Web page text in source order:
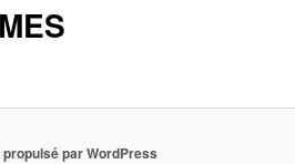
par WordPress